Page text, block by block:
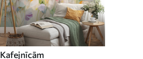
Kafejnīcām